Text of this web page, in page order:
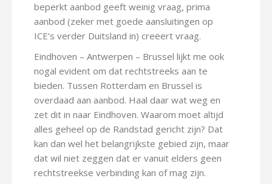
beperkt aanbod geeft weinig vraag, prima
aanbod (zeker met goede aansluitingen op
ICE’s verder Duitsland in) creëert vraag.
Eindhoven – Antwerpen – Brussel lijkt me ook
nogal evident om dat rechtstreeks aan te
bieden. Tussen Rotterdam en Brussel is
overdaad aan aanbod. Haal daar wat weg en
zet dit in naar Eindhoven. Waarom moet altijd
alles geheel op de Randstad gericht zijn? Dat
kan dan wel het belangrijkste gebied zijn, maar
dat wil niet zeggen dat er vanuit elders geen
rechtstreekse verbinding kan of mag zijn.